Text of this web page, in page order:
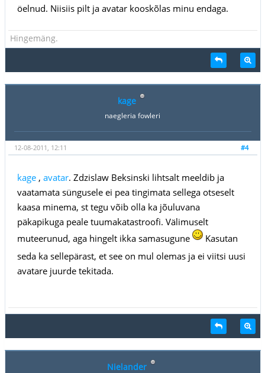
öelnud. Niisiis pilt ja avatar kooskõlas minu endaga.
Hingemäng.
kage
naegleria fowleri
#4
12-08-2011, 12:11
kage, avatar. Zdzislaw Beksinski lihtsalt meeldib ja
vaatamata süngusele ei pea tingimata sellega otseselt
kaasa minema, st tegu võib olla ka jõuluvana
päkapikuga peale tuumakatastroofi. Välimuselt
muteerunud, aga hingelt ikka samasugune
Kasutan
seda ka sellepärast, et see on mul olemas ja ei viitsi uusi
avatare juurde tekitada.
Nielander